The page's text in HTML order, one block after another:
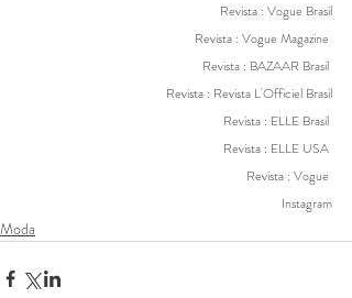
Revista : Vogue Brasil
Revista : Vogue Magazine
Revista : BAZAAR Brasil
Revista : Revista L'Officiel Brasil
Revista : ELLE Brasil
Revista : ELLE USA
Revista : Vogue
Instagram
Moda